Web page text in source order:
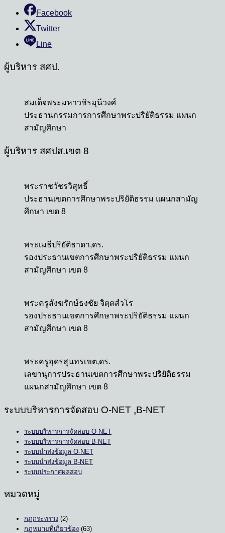
Facebook
Twitter
Line
ผู้บริหาร สศป.
สมเด็จพระมหาวชิรมุนีวงศ์
ประธานกรรมการการศึกษาพระปริยัติธรรม แผนก
สามัญศึกษา
ผู้บริหาร สศปส.เขต 8
พระราชวัชรวิสุทธิ์
ประธานเขตการศึกษาพระปริยัติธรรม แผนกสามัญ
ศึกษา เขต 8
พระเมธีปริยัติธาดา,ดร.
รองประธานเขตการศึกษาพระปริยัติธรรม แผนก
สามัญศึกษา เขต 8
พระครูสังฆรักษ์ธงชัย จิตฺตสํวโร
รองประธานเขตการศึกษาพระปริยัติธรรม แผนก
สามัญศึกษา เขต 8
พระครูอุดรสุนทรเขต,ดร.
เลขานุการประธานเขตการศึกษาพระปริยัติธรรม
แผนกสามัญศึกษา เขต 8
ระบบบริหารการจัดสอบ O-NET ,ฺB-NET
ระบบบริหารการจัดสอบ O-NET
ระบบบริหารการจัดสอบ B-NET
ระบบนำส่งข้อมูล O-NET
ระบบนำส่งข้อมูล B-NET
ระบบประกาศผลสอบ
หมวดหมู่
กฎกระทรวง (2)
กฎหมายที่เกี่ยวข้อง (63)